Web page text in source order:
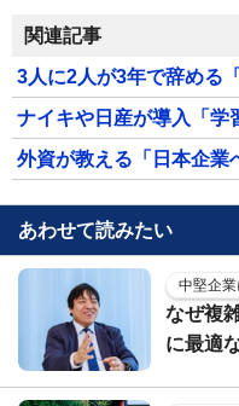
関連記事
3人に2人が3年で辞める
ナイキや日産が導入「学
外資が教える「日本企業
あわせて読みたい
中堅企
なぜ複
に最適